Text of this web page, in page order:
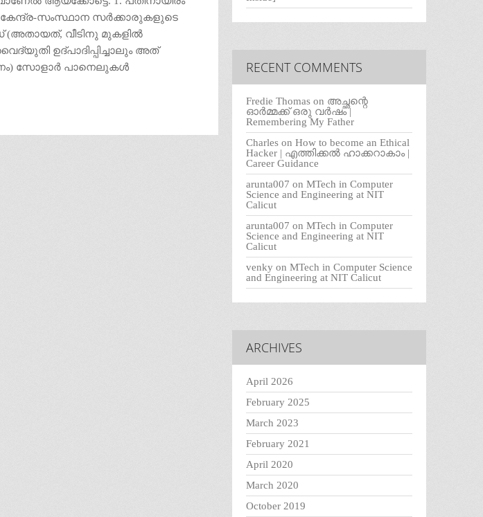
കേന്ദ്ര-സംസ്ഥാന സര്‍ക്കാരുകളുടെ
(അതായത്, വീടിനു മുകളില്‍
ഉദ്പാദിപ്പിച്ചാലും അത്
സോളാര്‍ പാനെലുകള്‍
RECENT COMMENTS
Fredie Thomas on അച്ഛന്റെ
ഓർമ്മക്ക് ഒരു വർഷം |
Remembering My Father
Charles on How to become an Ethical
Hacker | എത്തിക്കല്‍ ഹാക്കറാകാം |
Career Guidance
arunta007 on MTech in Computer
Science and Engineering at NIT
Calicut
arunta007 on MTech in Computer
Science and Engineering at NIT
Calicut
venky on MTech in Computer Science
and Engineering at NIT Calicut
ARCHIVES
April 2026
February 2025
March 2023
February 2021
April 2020
March 2020
October 2019